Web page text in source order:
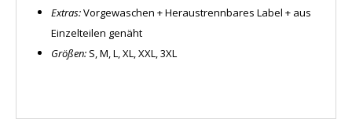
Extras:Vorgewaschen + Heraustrennbares Label + aus
Einzelteilen genäht
Größen: S, M, L, XL, XXL, 3XL